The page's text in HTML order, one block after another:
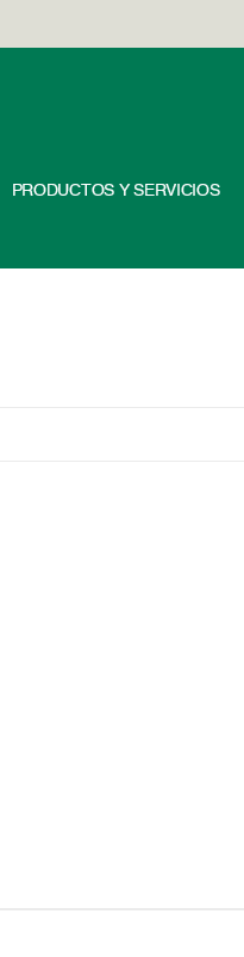
PRODUCTOS Y SERVICIOS